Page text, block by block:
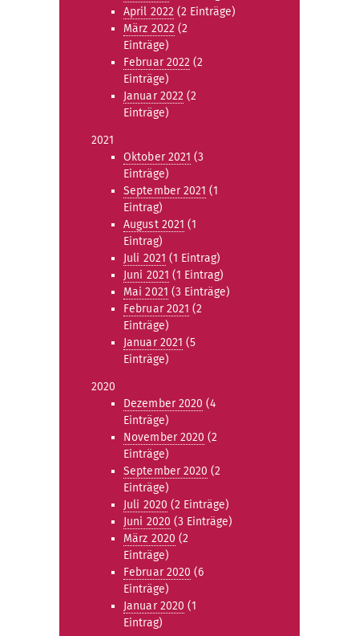
April 2022 (2 Einträge)
März 2022 (2
Einträge)
Februar 2022 (2
Einträge)
Januar 2022 (2
Einträge)
2021
Oktober 2021 (3
Einträge)
September 2021 (1
Eintrag)
August 2021 (1
Eintrag)
Juli 2021 (1 Eintrag)
Juni 2021 (1 Eintrag)
Mai 2021 (3 Einträge)
Februar 2021 (2
Einträge)
Januar 2021 (5
Einträge)
2020
Dezember 2020 (4
Einträge)
November 2020 (2
Einträge)
September 2020 (2
Einträge)
Juli 2020 (2 Einträge)
Juni 2020 (3 Einträge)
März 2020 (2
Einträge)
Februar 2020 (6
Einträge)
Januar 2020 (1
Eintrag)